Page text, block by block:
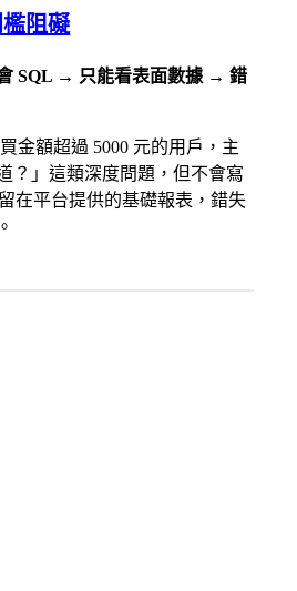
阻礙
SQL → 只能看表面數據 → 錯
金額超過 5000 元的用戶，主
？」這類深度問題，但不會寫
在平台提供的基礎報表，錯失
在轉向 Generative BI